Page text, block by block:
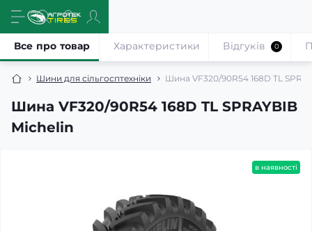
Шини для сільгосптехніки Шина VF320/90R54 168D TL
Шина VF320/90R54 168D TL SPRAYBIB
Michelin
Все про товар Характеристики Відгуків 0
в наявності